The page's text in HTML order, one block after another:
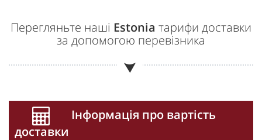
Перегляньте наші Estonia тарифи доставки
за допомогою перевізника
Інформація про вартість
доставки